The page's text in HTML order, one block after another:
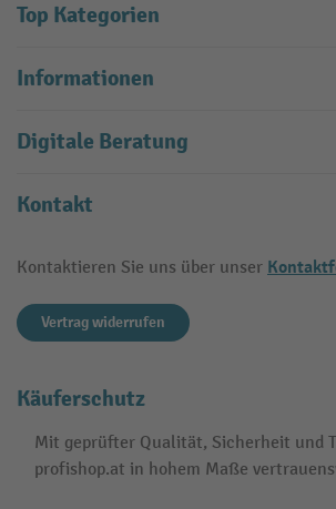
Top Kategorien
Informationen
Digitale Beratung
Kontakt
Kontaktieren Sie uns über unser
Vertrag widerrufen
Käuferschutz
Mit geprüfter Qualität, Sicherheit und
profishop.at in hohem Maße